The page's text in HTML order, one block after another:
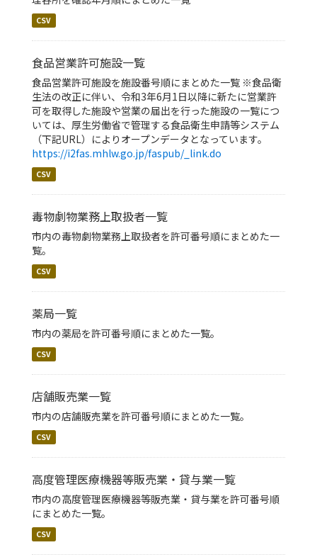
CSV
食品営業許可施設一覧
食品営業許可施設を施設番号順にまとめた一覧 ※食品衛
生法の改正に伴い、令和3年6月1日以降に新たに営業許
可を取得した施設や営業の届出を行った施設の一覧につ
いては、厚⽣労働省で管理する⾷品衛⽣申請等システム
（下記URL）によりオープンデータとなっています。
https://i2fas.mhlw.go.jp/faspub/_link.do
CSV
毒物劇物業務上取扱者一覧
市内の毒物劇物業務上取扱者を許可番号順にまとめた一
覧。
CSV
薬局一覧
市内の薬局を許可番号順にまとめた一覧。
CSV
店舗販売業一覧
市内の店舗販売業を許可番号順にまとめた一覧。
CSV
高度管理医療機器等販売業・貸与業一覧
市内の高度管理医療機器等販売業・貸与業を許可番号順
にまとめた一覧。
CSV